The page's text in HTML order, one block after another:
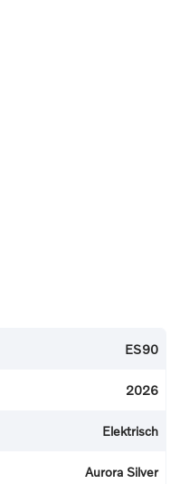
ES90
2026
Elektrisch
Aurora Silver